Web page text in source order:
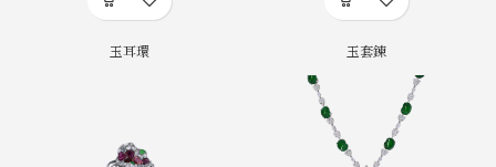
玉耳環 玉套鍊